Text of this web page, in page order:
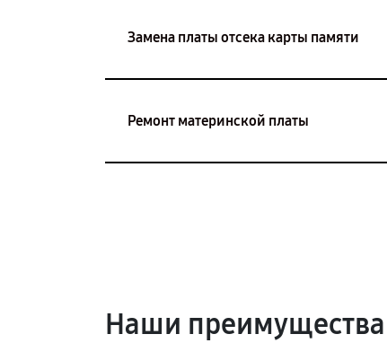
Замена платы отсека карты памяти
Ремонт материнской платы
Наши преимущества